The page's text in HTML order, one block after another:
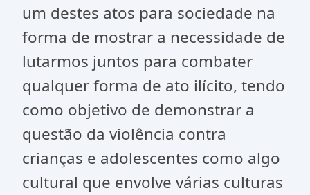
um destes atos para sociedade na
forma de mostrar a necessidade de
lutarmos juntos para combater
qualquer forma de ato ilícito, tendo
como objetivo de demonstrar a
questão da violência contra
crianças e adolescentes como algo
cultural que envolve várias culturas